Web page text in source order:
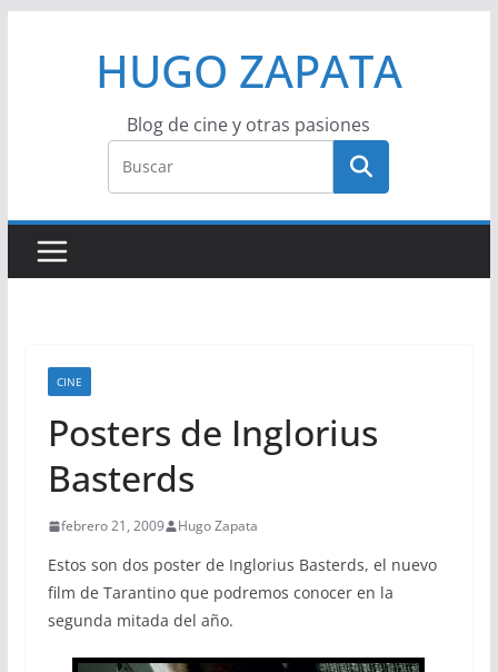
HUGO ZAPATA
Blog de cine y otras pasiones
CINE
Posters de Inglorius
Basterds
febrero 21, 2009 Hugo Zapata
Estos son dos poster de Inglorius Basterds, el nuevo
film de Tarantino que podremos conocer en la
segunda mitada del año.